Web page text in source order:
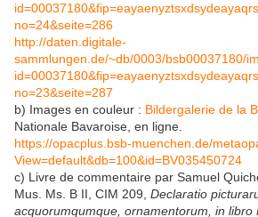
no=24&seite=286
http://daten.digitale-
sammlungen.de/~db/0003/bsb00037180/
no=23&seite=287
b) Images en couleur : Bildergalerie de la
Nationale Bavaroise, en ligne.
https://opacplus.bsb-muenchen.de/
View=default&db=100&id=BV035450724
c) Livre de commentaire par Samuel
Mus. Ms. B II, CIM 209, Declaratio
acquorumqumque, ornamentorum, in libro